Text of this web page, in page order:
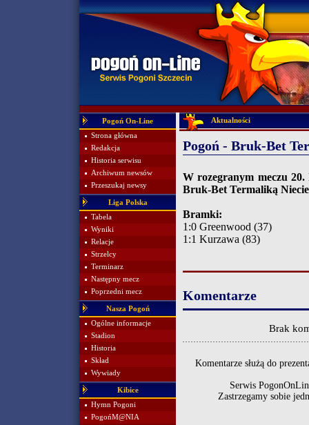
Pogoń On-Line
Strona główna
Redakcja
Historia serwisu
Archiwum newsów
Przeszukaj newsy
Liga Polska
Tabela
Wyniki
Relacje
Strzelcy
Terminarz
Następny mecz
Poprzedni mecz
Nasza Pogoń
Ogólne informacje
Stadion
Historia
Skład
Wywiady
Kibice
Hymn Pogoni
PogońM@NIA
Aktualności
Pogoń - Bruk-Bet
W rozegranym meczu
Bruk-Bet Termaliką
Bramki:
1:0 Greenwood (37)
1:1 Kurzawa (83)
Komentarze
Brak
Komentarze służą do
Serwis
Zastrzegamy sobie